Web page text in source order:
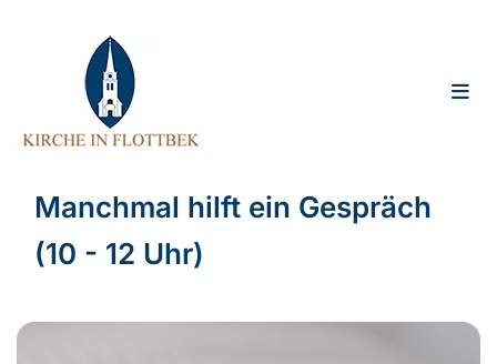
Manchmal hilft ein Gespräch
(10 - 12 Uhr)